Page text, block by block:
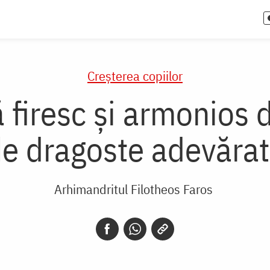
Creşterea copiilor
și armonios
dragoste
Arhimandritul Filotheos Faros